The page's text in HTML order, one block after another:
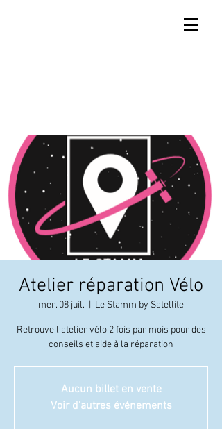
Atelier réparation Vélo
mer. 08 juil. Le Stamm by Satellite
Retrouve l'atelier vélo 2 fois par mois pour des
conseils et aide à la réparation
Aucun billet en vente
Voir d'autres événements